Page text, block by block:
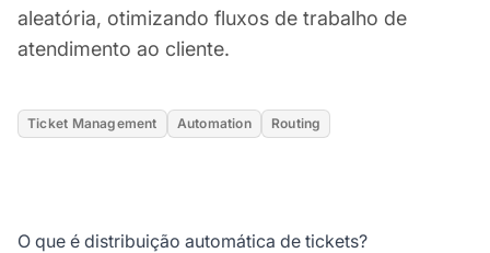
aleatória, otimizando fluxos de trabalho de
atendimento ao cliente.
Ticket Management Automation Routing
O que é distribuição automática de tickets?